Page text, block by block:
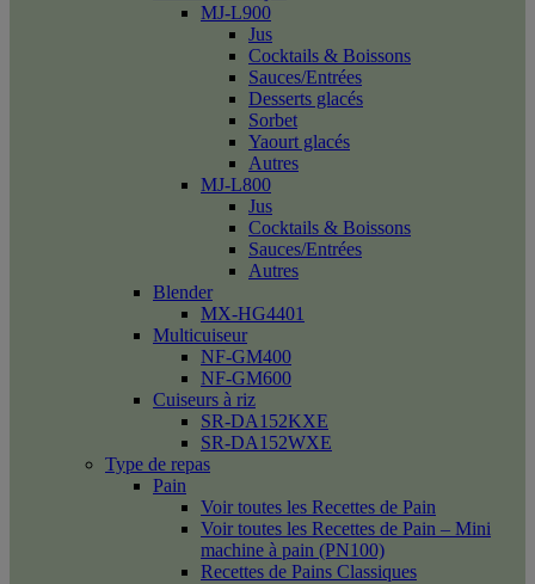
MJ-L900
Jus
Cocktails & Boissons
Sauces/Entrées
Desserts glacés
Sorbet
Yaourt glacés
Autres
MJ-L800
Jus
Cocktails & Boissons
Sauces/Entrées
Autres
Blender
MX-HG4401
Multicuiseur
NF-GM400
NF-GM600
Cuiseurs à riz
SR-DA152KXE
SR-DA152WXE
Type de repas
Pain
Voir toutes les Recettes de Pain
Voir toutes les Recettes de Pain – Mini
machine à pain (PN100)
Recettes de Pains Classiques